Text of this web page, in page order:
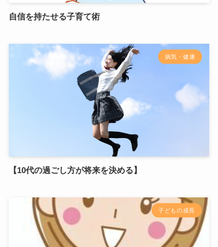
自信を持たせる子育て術
病気・健康
【10代の過ごし方が将来を決める】
子どもの成長